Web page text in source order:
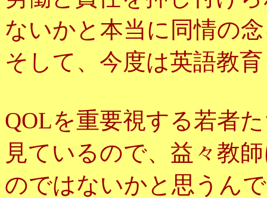
ないかと本当に同情の
そして、今度は英語教
QOLを重要視する若者
見ているので、益々教
のではないかと思うん